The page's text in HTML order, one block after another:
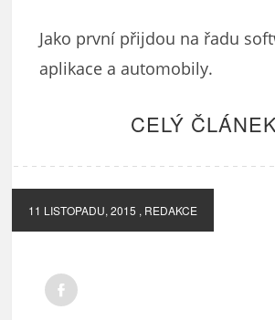
Jako první přijdou na řadu
aplikace a automobily.
CELÝ ČLÁNEK
11 LISTOPADU, 2015 , REDAKCE